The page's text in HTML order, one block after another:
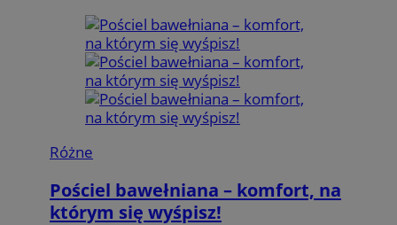
Różne
Pościel bawełniana – komfort, na
którym się wyśpisz!